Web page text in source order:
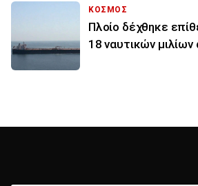
ΚΟΣΜΟΣ
Πλοίο δέχθηκε
18 ναυτικών